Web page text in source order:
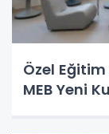
Özel
MEB Yeni